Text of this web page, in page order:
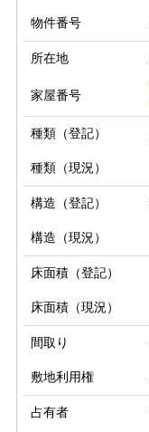
物件番号
所在地
家屋番号
種類（登記）
種類（現況）
構造（登記）
構造（現況）
床面積（登記）
床面積（現況）
間取り
敷地利用権
占有者